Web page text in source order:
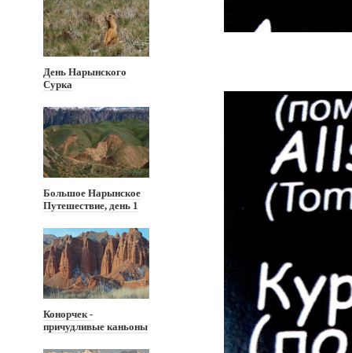
День Нарынского
Сурка
Большое Нарынское
Путешествие, день 1
Конорчек -
причудливые каньоны